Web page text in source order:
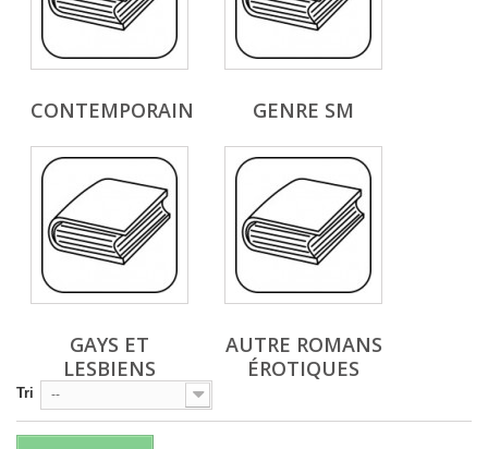
CONTEMPORAIN GENRE SM
GAYS ET
LESBIENS
AUTRE ROMANS
ÉROTIQUES
Tri --